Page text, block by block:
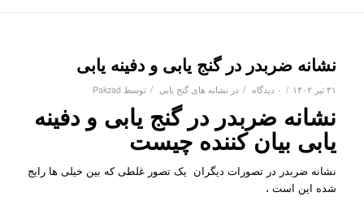
نشانه ضربدر در گنج یابی و دفینه یابی
۳۱ تیر ۱۴۰۲ / ۰ دیدگاه / در نشانه های گنج یابی / توسط Pakzad
نشانه ضربدر در گنج یابی و دفینه
یابی بیان کننده چیست
نشانه ضربدر در تصورات دیگران یک تصور غلطی که بین خیلی ها رایج
شده این است ،